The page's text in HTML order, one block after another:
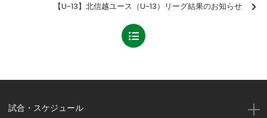
【U-13】北信越ユース（U-13）リーグ結果のお知らせ
試合・スケジュール